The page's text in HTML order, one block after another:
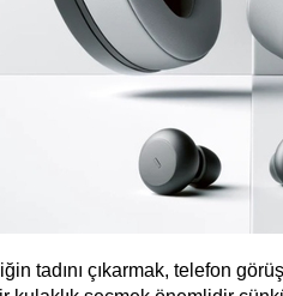
tadını çıkarmak, telefon